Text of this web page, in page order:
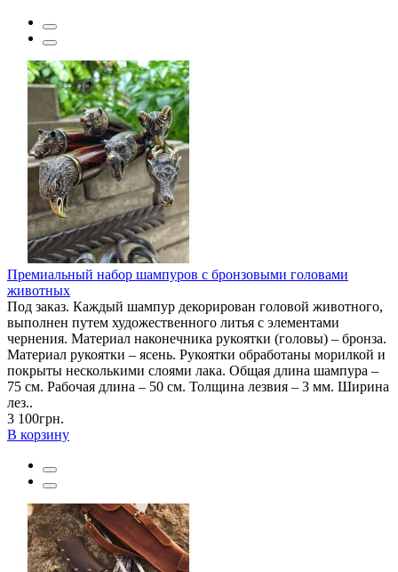
Премиальный набор шампуров с бронзовыми головами
животных
Под заказ. Каждый шампур декорирован головой животного,
выполнен путем художественного литья с элементами
чернения. Материал наконечника рукоятки (головы) – бронза.
Материал рукоятки – ясень. Рукоятки обработаны морилкой и
покрыты несколькими слоями лака. Общая длина шампура –
75 см. Рабочая длина – 50 см. Толщина лезвия – 3 мм. Ширина
лез..
3 100грн.
В корзину